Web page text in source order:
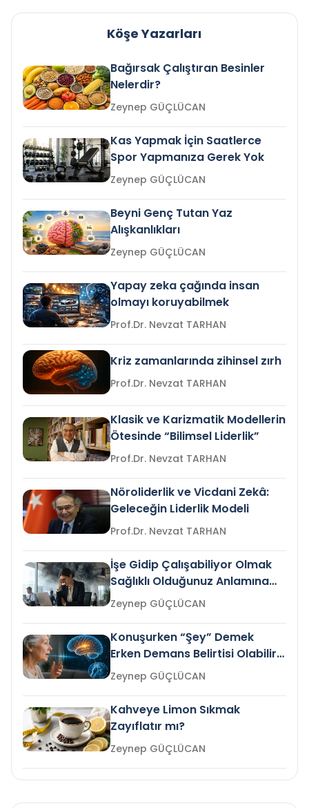
Köşe Yazarları
Bağırsak Çalıştıran Besinler
Nelerdir?
Zeynep GÜÇLÜCAN
Kas Yapmak İçin Saatlerce
Spor Yapmanıza Gerek Yok
Zeynep GÜÇLÜCAN
Beyni Genç Tutan Yaz
Alışkanlıkları
Zeynep GÜÇLÜCAN
Yapay zeka çağında insan
olmayı koruyabilmek
Prof.Dr. Nevzat TARHAN
Kriz zamanlarında zihinsel zırh
Prof.Dr. Nevzat TARHAN
Klasik ve Karizmatik Modellerin
Ötesinde “Bilimsel Liderlik”
Prof.Dr. Nevzat TARHAN
Nöroliderlik ve Vicdani Zekâ:
Geleceğin Liderlik Modeli
Prof.Dr. Nevzat TARHAN
İşe Gidip Çalışabiliyor Olmak
Sağlıklı Olduğunuz Anlamına
Gelir mi?Zeynep GÜÇLÜCAN
Konuşurken “Şey” Demek
Erken Demans Belirtisi Olabilir
mi?
Zeynep GÜÇLÜCAN
Kahveye Limon Sıkmak
Zayıflatır mı?
Zeynep GÜÇLÜCAN